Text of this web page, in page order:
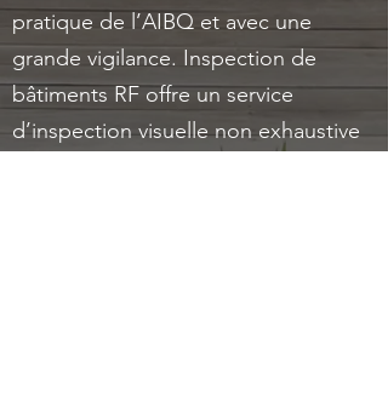
pratique de l’AIBQ et avec une
grande vigilance. Inspection de
bâtiments RF offre un service
d’inspection visuelle non exhaustive